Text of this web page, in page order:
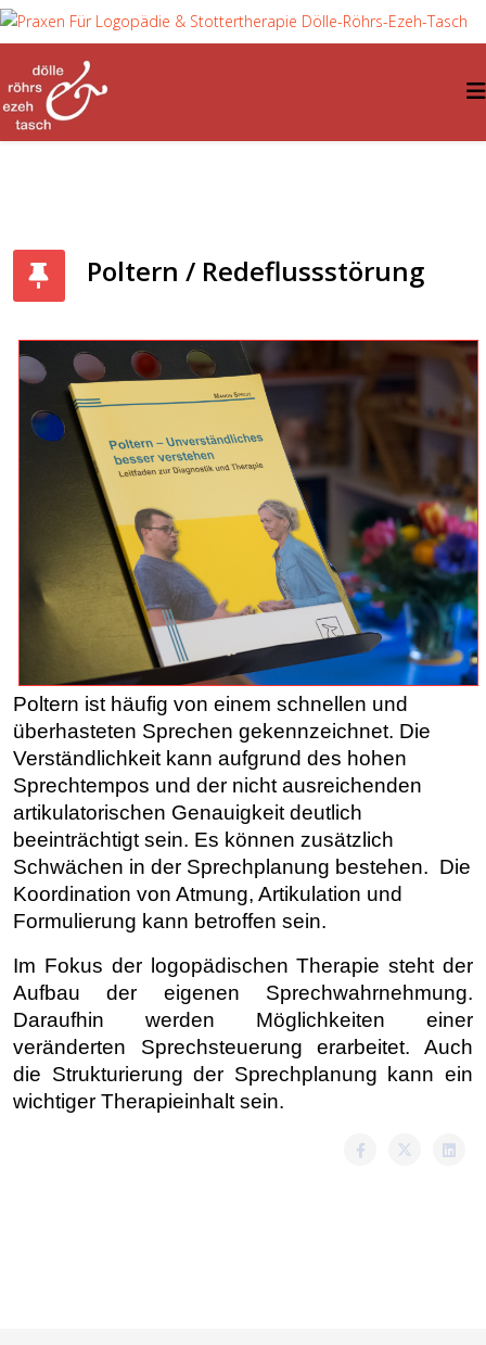
Poltern / Redeflussstörung
Poltern ist häufig von einem schnellen und
überhasteten Sprechen gekennzeichnet. Die
Verständlichkeit kann aufgrund des hohen
Sprechtempos und der nicht ausreichenden
artikulatorischen Genauigkeit deutlich
beeinträchtigt sein. Es können zusätzlich
Schwächen in der Sprechplanung bestehen. Die
Koordination von Atmung, Artikulation und
Formulierung kann betroffen sein.
Im Fokus der logopädischen Therapie steht der
Aufbau der eigenen Sprechwahrnehmung.
Daraufhin werden Möglichkeiten einer
veränderten Sprechsteuerung erarbeitet. Auch
die Strukturierung der Sprechplanung kann ein
wichtiger Therapieinhalt sein.